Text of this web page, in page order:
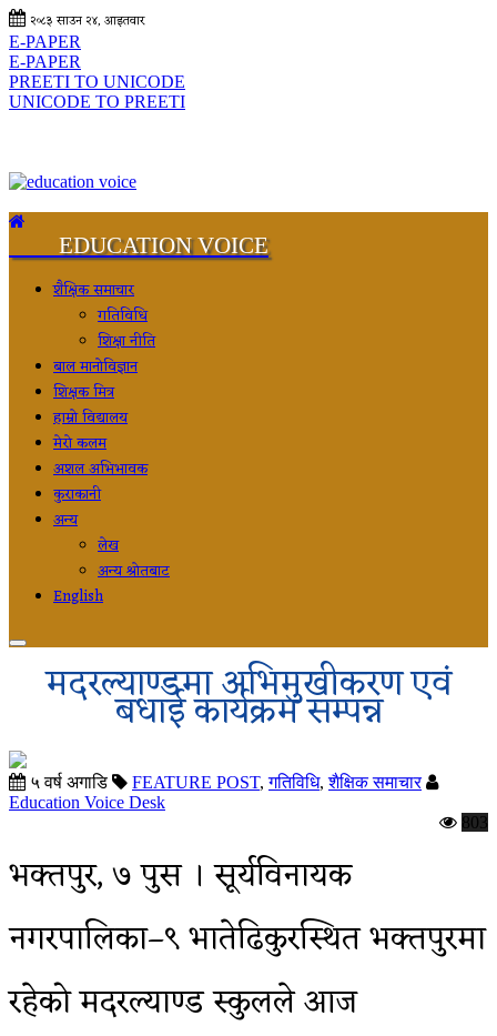
२०८३ साउन २४, आइतवार
E-PAPER
E-PAPER
PREETI TO UNICODE
UNICODE TO PREETI
EDUCATION VOICE
शैक्षिक समाचार
गतिविधि
शिक्षा नीति
बाल मानोविज्ञान
शिक्षक मित्र
हाम्रो विद्यालय
मेरो कलम
अशल अभिभावक
कुराकानी
अन्य
लेख
अन्य श्रोतबाट
English
मदरल्याण्डमा अभिमुखीकरण एवं
बधाई कार्यक्रम सम्पन्न
५ वर्ष अगाडि FEATURE POST,गतिविधि,शैक्षिक समाचार
Education Voice Desk
803
भक्तपुर, ७ पुस । सूर्यविनायक
नगरपालिका–९ भातेढिकुरस्थित भक्तपुरमा
रहेको मदरल्याण्ड स्कुलले आज